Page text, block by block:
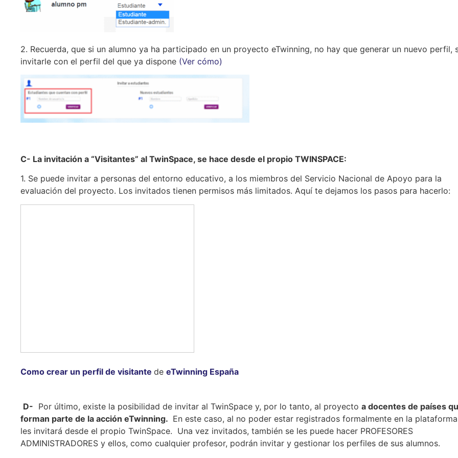
2. Recuerda, que si un alumno ya ha participado en un proyecto eTwinning, no hay que generar un nuevo perfil,
invitarle con el perfil del que ya dispone (Ver cómo)
C- La invitación a “Visitantes” al TwinSpace, se hace desde el propio TWINSPACE:
1. Se puede invitar a personas del entorno educativo, a los miembros del Servicio Nacional de Apoyo para la
evaluación del proyecto. Los invitados tienen permisos más limitados. Aquí te dejamos los pasos para hacerlo:
Como crear un perfil de visitante de eTwinning España
D- Por último, existe la posibilidad de invitar al TwinSpace y, por lo tanto, al proyecto a docentes de países
forman parte de la acción eTwinning. En este caso, al no poder estar registrados formalmente en la
les invitará desde el propio TwinSpace. Una vez invitados, también se les puede hacer PROFESORES
ADMINISTRADORES y ellos, como cualquier profesor, podrán invitar y gestionar los perfiles de sus alumnos.